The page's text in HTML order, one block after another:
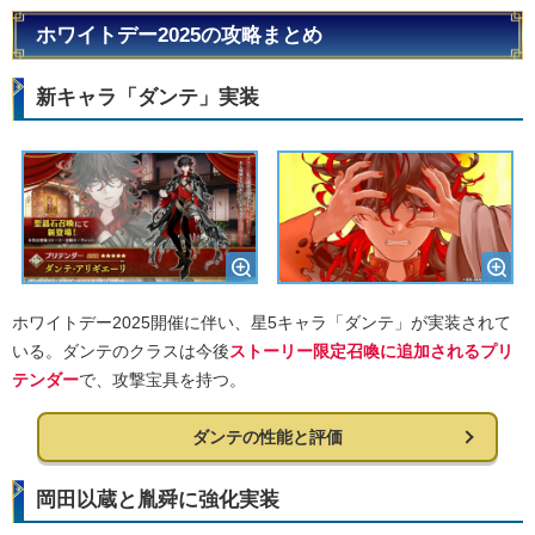
ホワイトデー2025の攻略まとめ
新キャラ「ダンテ」実装
ホワイトデー2025開催に伴い、星5キャラ「ダンテ」が実装されて
いる。ダンテのクラスは今後ストーリー限定召喚に追加されるプリ
テンダーで、攻撃宝具を持つ。
ダンテの性能と評価
岡田以蔵と胤舜に強化実装